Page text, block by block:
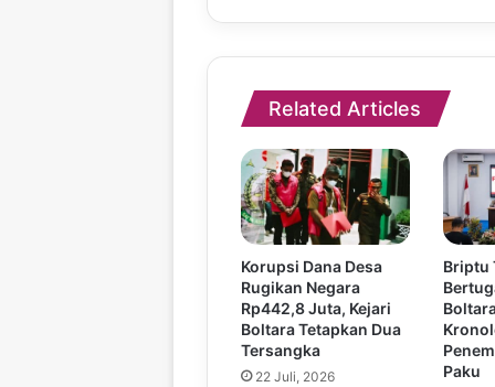
Related Articles
Korupsi Dana Desa
Rugikan Negara
Rp442,8 Juta, Kejari
Boltara Tetapkan Dua
Tersangka
22 Juli, 2026
Briptu
Paku